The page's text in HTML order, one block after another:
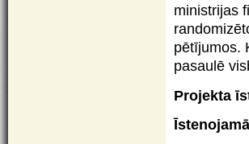
ministrijas
pētījumos.
pasaulē
Projekta